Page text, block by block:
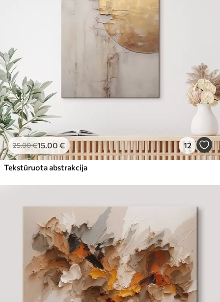
25.00€15.00 € 12
Tekstūruota abstrakcija